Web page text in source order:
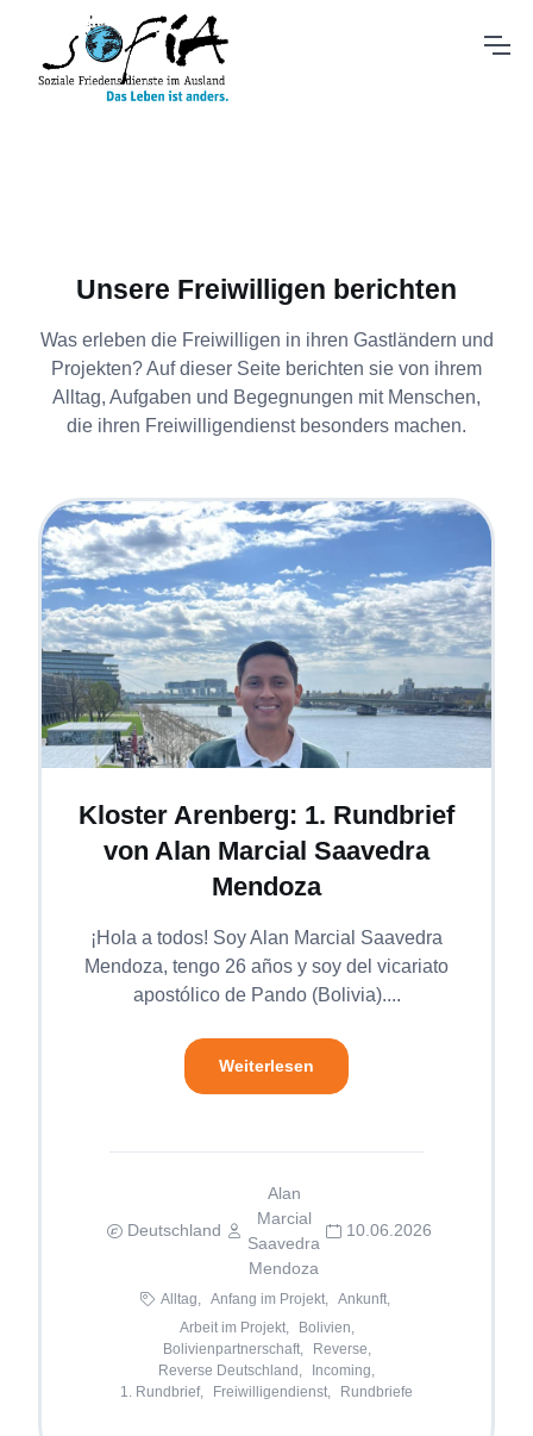
Unsere Freiwilligen berichten
Was erleben die Freiwilligen in ihren Gastländern und
Projekten? Auf dieser Seite berichten sie von ihrem
Alltag, Aufgaben und Begegnungen mit Menschen,
die ihren Freiwilligendienst besonders machen.
Kloster Arenberg: 1. Rundbrief
von Alan Marcial Saavedra
Mendoza
¡Hola a todos! Soy Alan Marcial Saavedra
Mendoza, tengo 26 años y soy del vicariato
apostólico de Pando (Bolivia)....
Weiterlesen
Deutschland
Alan
Marcial
Saavedra
Mendoza
10.06.2026
Alltag, Anfang im Projekt,
Ankunft,
Arbeit im Projekt,
Bolivien,
Bolivienpartnerschaft,
Reverse,
Reverse Deutschland,
Incoming,
1. Rundbrief,
Freiwilligendienst, Rundbriefe